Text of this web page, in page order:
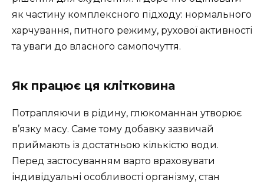
як частину комплексного підходу: нормального
харчування, питного режиму, рухової активності
та уваги до власного самопочуття.
Як працює ця клітковина
Потрапляючи в рідину, глюкоманнан утворює
в’язку масу. Саме тому добавку зазвичай
приймають із достатньою кількістю води.
Перед застосуванням варто враховувати
індивідуальні особливості організму, стан